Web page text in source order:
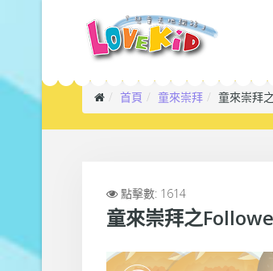
首頁 童來崇拜 童來崇拜
點擊數: 1614
童來崇拜之